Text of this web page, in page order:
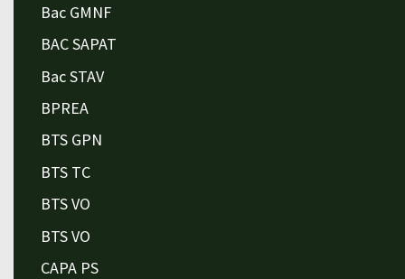
Bac GMNF
BAC SAPAT
Bac STAV
BPREA
BTS GPN
BTS TC
BTS VO
BTS VO
CAPA PS